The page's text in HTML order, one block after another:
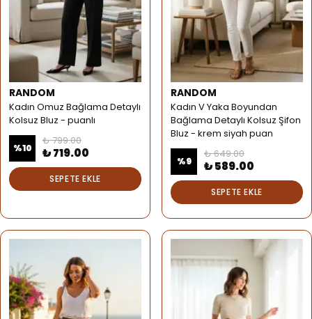
RANDOM
Kadın Omuz Bağlama Detaylı
Kolsuz Bluz - puanlı
%10
₺ 799.00
₺ 719.00
SEPETE EKLE
RANDOM
Kadın V Yaka Boyundan
Bağlama Detaylı Kolsuz Şifon
Bluz - krem siyah puan
%9
₺ 649.00
₺ 589.00
SEPETE EKLE